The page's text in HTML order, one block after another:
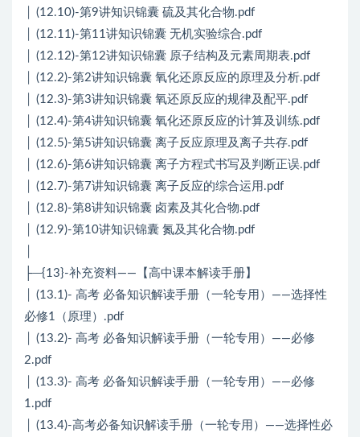
│ (12.10)-第9讲知识锦囊 硫及其化合物.pdf
│ (12.11)-第11讲知识锦囊 无机实验综合.pdf
│ (12.12)-第12讲知识锦囊 原子结构及元素周期表.pdf
│ (12.2)-第2讲知识锦囊 氧化还原反应的原理及分析.pdf
│ (12.3)-第3讲知识锦囊 氧还原反应的规律及配平.pdf
│ (12.4)-第4讲知识锦囊 氧化还原反应的计算及训练.pdf
│ (12.5)-第5讲知识锦囊 离子反应原理及离子共存.pdf
│ (12.6)-第6讲知识锦囊 离子方程式书写及判断正误.pdf
│ (12.7)-第7讲知识锦囊 离子反应的综合运用.pdf
│ (12.8)-第8讲知识锦囊 卤素及其化合物.pdf
│ (12.9)-第10讲知识锦囊 氮及其化合物.pdf
├─{13}-补充资料——【高中课本解读手册】
│ (13.1)- 高考 必备知识解读手册（一轮专用）——选择性
必修1（原理）.pdf
│ (13.2)- 高考 必备知识解读手册（一轮专用）——必修
2.pdf
│ (13.3)- 高考 必备知识解读手册（一轮专用）——必修
1.pdf
│ (13.4)-高考必备知识解读手册（一轮专用）——选择性必